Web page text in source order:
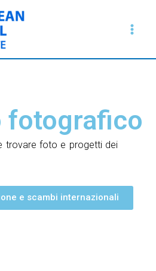
fotografico
trovare foto e progetti dei
e scambi internazionali